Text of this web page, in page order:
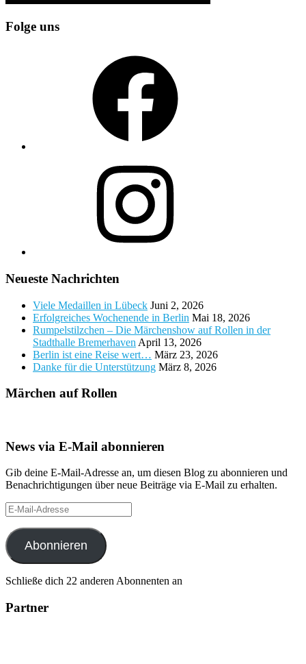
Folge uns
Neueste Nachrichten
Viele Medaillen in Lübeck Juni 2, 2026
Erfolgreiches Wochenende in Berlin Mai 18, 2026
Rumpelstilzchen – Die Märchenshow auf Rollen in der
Stadthalle Bremerhaven April 13, 2026
Berlin ist eine Reise wert… März 23, 2026
Danke für die Unterstützung März 8, 2026
Märchen auf Rollen
News via E-Mail abonnieren
Gib deine E-Mail-Adresse an, um diesen Blog zu abonnieren und
Benachrichtigungen über neue Beiträge via E-Mail zu erhalten.
E-
Mail-
Adresse
Abonnieren
Schließe dich 22 anderen Abonnenten an
Partner